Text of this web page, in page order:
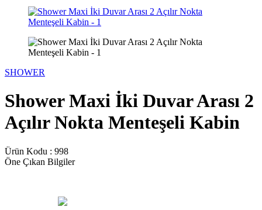
SHOWER
Shower Maxi İki Duvar Arası 2
Açılır Nokta Menteşeli Kabin
Ürün Kodu : 998
Öne Çıkan Bilgiler